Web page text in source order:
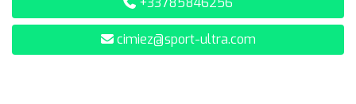
cimiez@sport-ultra.com